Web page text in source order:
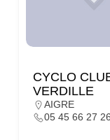
CYCLO
VERDILLE
AIGRE
05 45 66 27